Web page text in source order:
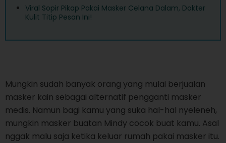
Viral Sopir Pikap Pakai Masker Celana Dalam, Dokter
Kulit Titip Pesan Ini!
Mungkin sudah banyak orang yang mulai berjualan
masker kain sebagai alternatif pengganti masker
medis. Namun bagi kamu yang suka hal-hal nyeleneh,
mungkin masker buatan Mindy cocok buat kamu. Asal
nggak malu saja ketika keluar rumah pakai masker itu.